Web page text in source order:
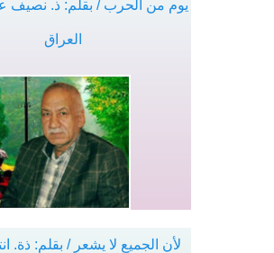
يوم من الحرب / بقلم: ذ. نصيف
العراق
لأن الجميع لا يشعر / بقلم: ذة.